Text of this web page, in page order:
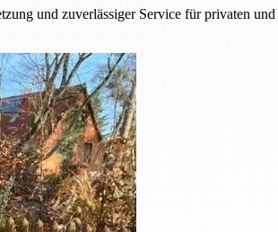
und zuverlässiger Service für privaten